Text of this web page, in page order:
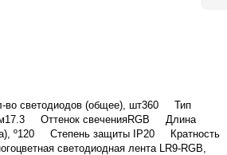
светодиодов (общее), шт360 Тип
Оттенок свеченияRGB Длина
º120 Степень защиты IP20 Кратность
светодиодная лента LR9-RGB,